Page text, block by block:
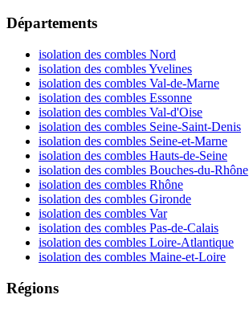
Départements
isolation des combles Nord
isolation des combles Yvelines
isolation des combles Val-de-Marne
isolation des combles Essonne
isolation des combles Val-d'Oise
isolation des combles Seine-Saint-Denis
isolation des combles Seine-et-Marne
isolation des combles Hauts-de-Seine
isolation des combles Bouches-du-Rhône
isolation des combles Rhône
isolation des combles Gironde
isolation des combles Var
isolation des combles Pas-de-Calais
isolation des combles Loire-Atlantique
isolation des combles Maine-et-Loire
Régions